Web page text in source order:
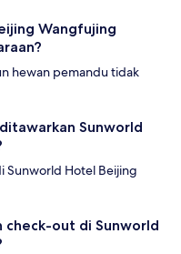
Wangfujing
hewan pemandu tidak
Sunworld
Sunworld Hotel Beijing
check-out di Sunworld